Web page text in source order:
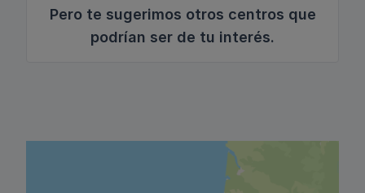
Pero te sugerimos otros centros que
podrían ser de tu interés.